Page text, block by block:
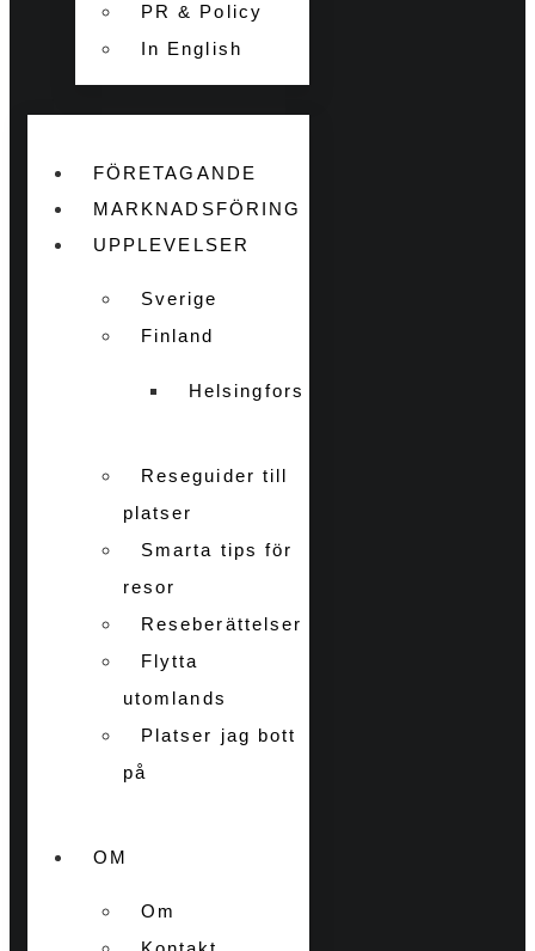
PR & Policy
In English
FÖRETAGANDE
MARKNADSFÖRING
UPPLEVELSER
Sverige
Finland
Helsingfors
Reseguider till
platser
Smarta tips för
resor
Reseberättelser
Flytta
utomlands
Platser jag bott
på
OM
Om